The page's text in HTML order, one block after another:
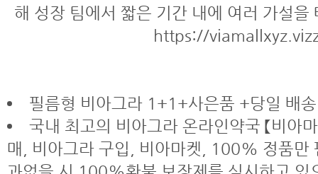
해 성장 팀에서 짧은 기간 내에 여러 가설
https://
필름형 비아그라 1+1+사은품 +당일 배
국내 최고의 비아그라 온라인약국 【비아
매, 비아그라 구입, 비아마켓, 100% 정품만